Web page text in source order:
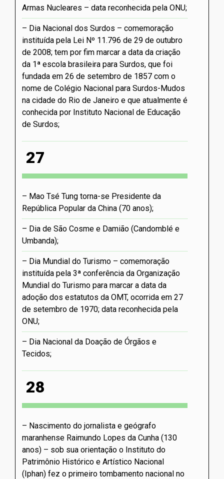
Armas Nucleares – data reconhecida pela ONU
Dia Nacional dos Surdos – comemoração
instituída pela Lei Nº 11.796 de 29 de outubro
de 2008; tem por fim marcar a data da criação
da 1ª escola brasileira para Surdos, que foi
fundada em 26 de setembro de 1857 com o
nome de Colégio Nacional para Surdos-Mudos
na cidade do Rio de Janeiro e que atualmente é
conhecida por Instituto Nacional de Educação
de Surdos
27
Mao Tsé Tung torna-se Presidente da
República Popular da China (70 anos)
Dia de São Cosme e Damião (Candomblé e
Umbanda)
Dia Mundial do Turismo – comemoração
instituída pela 3ª conferência da Organização
Mundial do Turismo para marcar a data da
adoção dos estatutos da OMT, ocorrida em 27
de setembro de 1970; data reconhecida pela
ONU
Dia Nacional da Doação de Órgãos e
Tecidos
28
Nascimento do jornalista e geógrafo
maranhense Raimundo Lopes da Cunha (130
anos) – sob sua orientação o Instituto do
Patrimônio Histórico e Artístico Nacional
(Iphan) fez o primeiro tombamento nacional no